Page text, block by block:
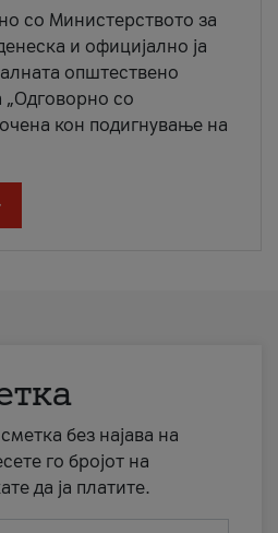
со Министерството за
и официјално ја
општествено
со
кон подигнување на
без најава на
го бројот на
да ја платите.